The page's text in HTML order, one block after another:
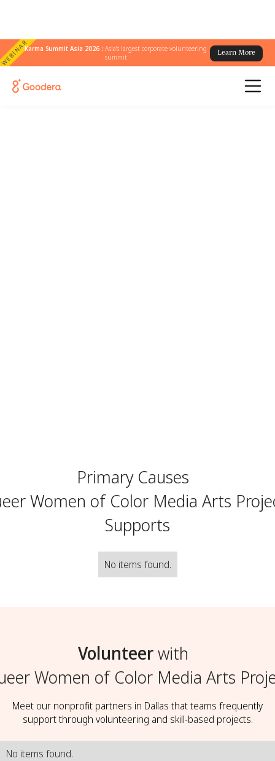
WEBINARKarma Summit Asia 2026 :Asia's largest corporate volunteering
summit
Learn More
Primary Causes
Women of Color Media Arts
Supports
No items found.
Volunteerwith
Women of Color Media Arts
Meet our nonprofit partners in Dallas that teams frequently
support through volunteering and skill-based projects.
No items found.